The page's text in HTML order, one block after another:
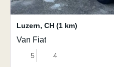
Luzern, CH (1 km)
Van Fiat
5 4